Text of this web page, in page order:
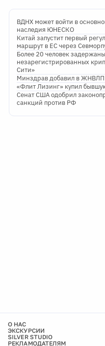
ВДНХ может войти в
наследия ЮНЕСКО
Китай запустит первый
маршрут в ЕС через
Более 20 человек
незарегистрированных
Сити»
Минздрав добавил в ЖНВЛП
«Флит Лизинг» купил
Сенат США одобрил
санкций против РФ
О НАС
ЭКСКУРСИИ
SILVER STUDIO
РЕКЛАМОДАТЕЛЯМ